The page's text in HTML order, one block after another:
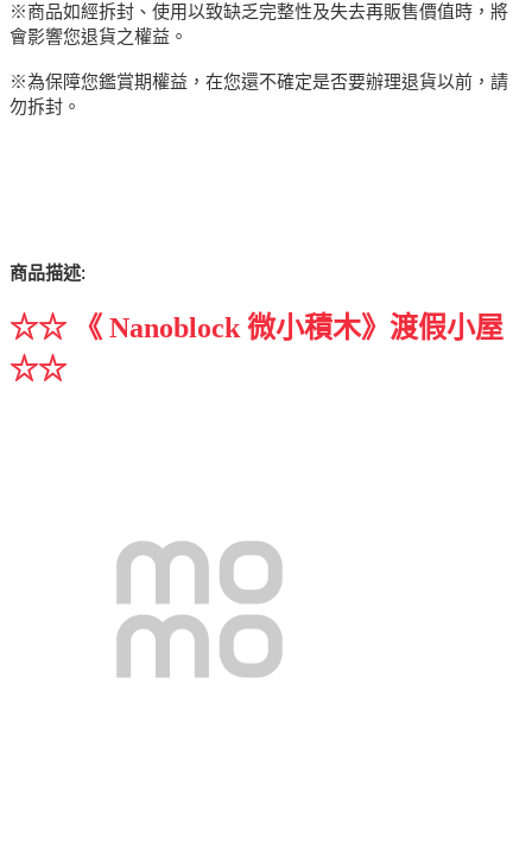
※商品如經拆封、使用以致缺乏完整性及失去再販售價值時，將
會影響您退貨之權益。
※為保障您鑑賞期權益，在您還不確定是否要辦理退貨以前，請
勿拆封。
商品描述:
☆☆ 《 Nanoblock 微小積木》 渡假小屋
☆☆